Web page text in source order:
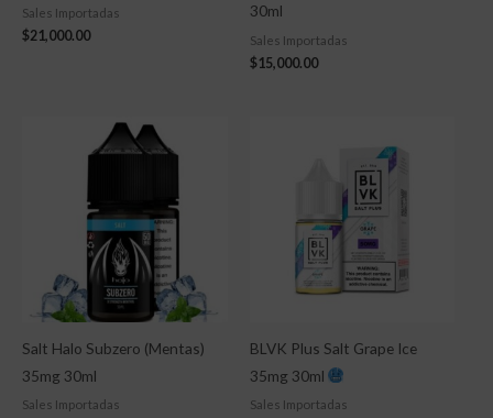
Sales Importadas
$21,000.00
30ml
Sales Importadas
$15,000.00
Salt Halo Subzero (Mentas)
35mg 30ml
Sales Importadas
BLVK Plus Salt Grape Ice
35mg 30ml
Sales Importadas